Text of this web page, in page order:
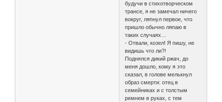
будучи в стихотворческом
трансе, я не замечал ничего
вокруг, ляпнул первое, что
пришло обычно ляпаю в
таких случаях…
- Отвали, козел! Я пишу, не
видишь что ли?!
Поднялся дикий ржач, до
меня дошло, кому я это
сказал, в голове мелькнул
образ смерти: отец в
семейниках и с толстым
ремнем в руках, с тем